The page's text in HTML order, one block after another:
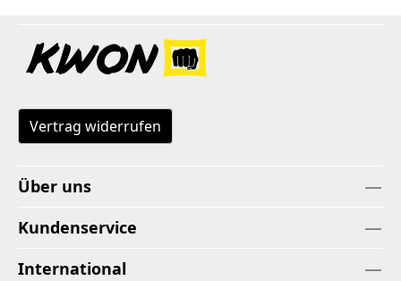
Vertrag widerrufen
Über uns
Kundenservice
International